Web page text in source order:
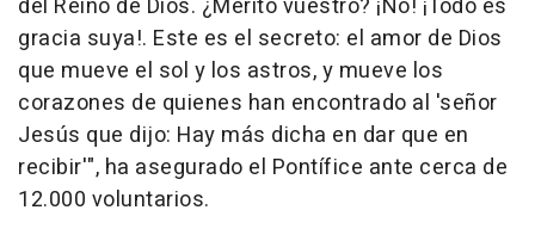
gracia suya!. Este es el secreto: el amor de Dios
que mueve el sol y los astros, y mueve los
corazones de quienes han encontrado al 'señor
Jesús que dijo: Hay más dicha en dar que en
recibir'", ha asegurado el Pontífice ante cerca de
12.000 voluntarios.